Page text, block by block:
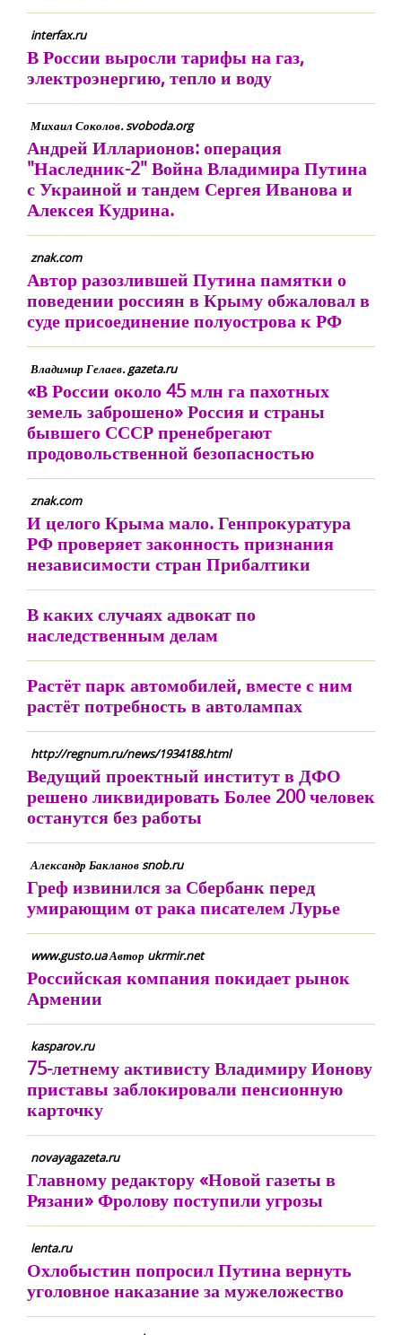
interfax.ru
В России выросли тарифы на газ,
электроэнергию, тепло и воду
Михаил Соколов. svoboda.org
Андрей Илларионов: операция
"Наследник-2" Война Владимира Путина
с Украиной и тандем Сергея Иванова и
Алексея Кудрина.
znak.com
Автор разозлившей Путина памятки о
поведении россиян в Крыму обжаловал в
суде присоединение полуострова к РФ
Владимир Гелаев. gazeta.ru
«В России около 45 млн га пахотных
земель заброшено» Россия и страны
бывшего СССР пренебрегают
продовольственной безопасностью
znak.com
И целого Крыма мало. Генпрокуратура
РФ проверяет законность признания
независимости стран Прибалтики
В каких случаях адвокат по
наследственным делам
Растёт парк автомобилей, вместе с ним
растёт потребность в автолампах
http://regnum.ru/news/1934188.html
Ведущий проектный институт в ДФО
решено ликвидировать Более 200 человек
останутся без работы
Александр Бакланов snob.ru
Греф извинился за Сбербанк перед
умирающим от рака писателем Лурье
www.gusto.ua Автор ukrmir.net
Российская компания покидает рынок
Армении
kasparov.ru
75-летнему активисту Владимиру Ионову
приставы заблокировали пенсионную
карточку
novayagazeta.ru
Главному редактору «Новой газеты в
Рязани» Фролову поступили угрозы
lenta.ru
Охлобыстин попросил Путина вернуть
уголовное наказание за мужеложество